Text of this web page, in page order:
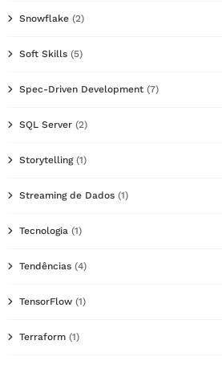
Snowflake (2)
Soft Skills (5)
Spec-Driven Development (7)
SQL Server (2)
Storytelling(1)
Streaming de Dados (1)
Tecnologia (1)
Tendências (4)
TensorFlow (1)
Terraform (1)